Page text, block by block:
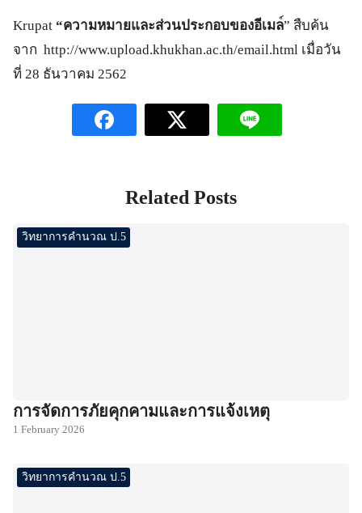
Krupat “ความหมายและส่วนประกอบของอีเมล์” สืบค้น
จาก http://www.upload.khukhan.ac.th/email.html เมื่อวัน
ที่ 28 ธันวาคม 2562
Related Posts
วิทยาการคำนวณ ป.5
การจัดการภัยคุกคามและการแจ้งเหตุ
1 February 2026
วิทยาการคำนวณ ป.5